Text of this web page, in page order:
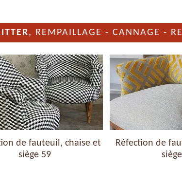
, REMPAILLAGE - CANNAGE -
de fauteuil, chaise et
siège 59
Réfection de